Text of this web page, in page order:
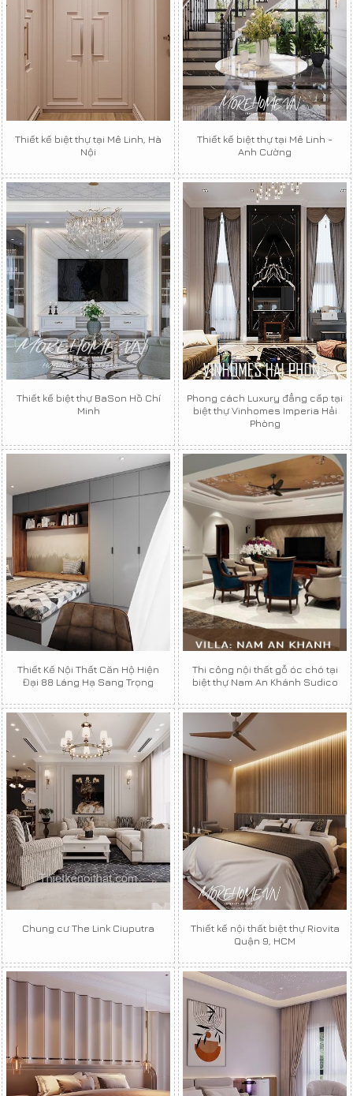
Thiết kế biệt thự tại Mê Linh, Hà
Nội
Thiết kế biệt thự tại Mê Linh -
Anh Cường
Thiết kế biệt thự BaSon Hồ Chí
Minh
Phong cách Luxury đẳng cấp tại
biệt thự Vinhomes Imperia Hải
Phòng
Thiết Kế Nội Thất Căn Hộ Hiện
Đại 88 Láng Hạ Sang Trọng
Thi công nội thất gỗ óc chó tại
biệt thự Nam An Khánh Sudico
Chung cư The Link Ciuputra
Thiết kế nội thất biệt thự Riovita
Quận 9, HCM